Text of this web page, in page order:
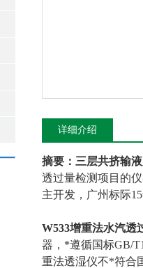
详细介绍
摘要：三层共挤输
透过量检测项目的
主开发，广州标际
W533增重法水汽透
器，*遵循国标GB/
重法透湿仪不*符合